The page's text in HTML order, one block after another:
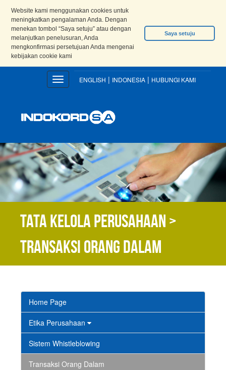
Website kami menggunakan cookies untuk
meningkatkan pengalaman Anda. Dengan
menekan tombol “Saya setuju” atau dengan
melanjutkan penelusuran, Anda
mengkonfirmasi persetujuan Anda mengenai
kebijakan cookie kami
Saya setuju
ENGLISH | INDONESIA | HUBUNGI KAMI
Toggle
navigation
Tata kelola perusahaan >
Transaksi Orang Dalam
Home Page
Etika Perusahaan
Sistem Whistleblowing
Transaksi Orang Dalam